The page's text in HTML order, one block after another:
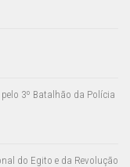
pelo 3º Batalhão da Polícia
do Egito e da Revolução